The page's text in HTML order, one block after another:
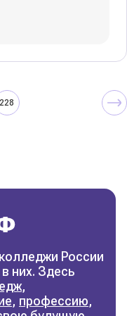
228
России
них. Здесь
,
, профессию,